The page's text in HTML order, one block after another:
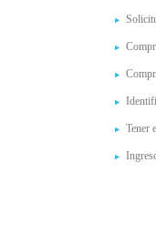
Tener